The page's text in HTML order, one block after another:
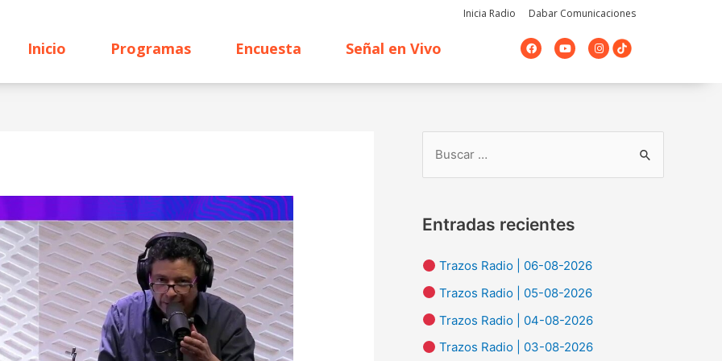
Inicia Radio Dabar Comunicaciones
Inicio Programas Encuesta Señal en Vivo
F
a
c
b
Y
o
u
u
I
n
s
a
u
c
p
o
r
Entradas recientes
Trazos Radio | 06-08-2026
Trazos Radio | 05-08-2026
Trazos Radio | 04-08-2026
Trazos Radio | 03-08-2026